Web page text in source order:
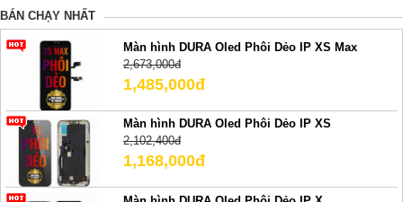
BÁN CHẠY NHẤT
Màn hình DURA Oled Phôi Dẻo IP XS Max
2,673,000đ
1,485,000đ
Màn hình DURA Oled Phôi Dẻo IP XS
2,102,400đ
1,168,000đ